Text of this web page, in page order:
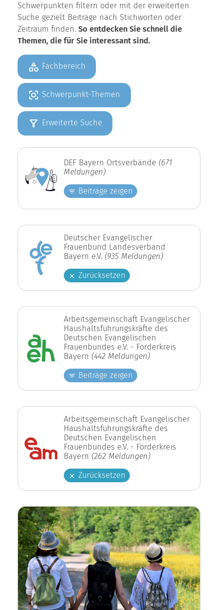
Schwerpunkten filtern oder mit der erweiterten
Suche gezielt Beiträge nach Stichworten oder
Zeitraum finden. So entdecken Sie schnell die
Themen, die für Sie interessant sind.
Fachbereich
Schwerpunkt-Themen
Erweiterte Suche
DEF Bayern Ortsverbände (671
Meldungen)
Beiträge zeigen
Deutscher Evangelischer
Frauenbund Landesverband
Bayern e.V. (935 Meldungen)
Zurücksetzen
Arbeitsgemeinschaft Evangelischer
Haushaltsführungskräfte des
Deutschen Evangelischen
Frauenbundes e.V. - Förderkreis
Bayern (442 Meldungen)
Beiträge zeigen
Arbeitsgemeinschaft Evangelischer
Haushaltsführungskräfte des
Deutschen Evangelischen
Frauenbundes e.V. - Förderkreis
Bayern (262 Meldungen)
Zurücksetzen